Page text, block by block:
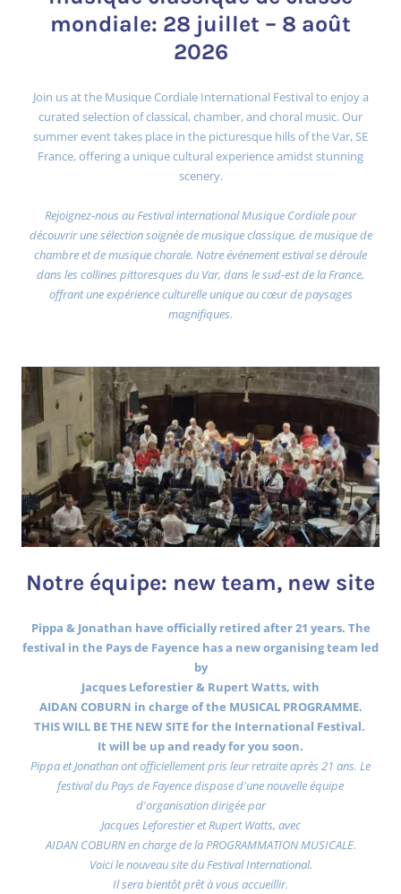
mondiale: 28 juillet – 8 août
2026
Join us at the Musique Cordiale International Festival to enjoy a
curated selection of classical, chamber, and choral music. Our
summer event takes place in the picturesque hills of the Var, SE
France, offering a unique cultural experience amidst stunning
scenery.
Rejoignez-nous au Festival international Musique Cordiale pour
découvrir une sélection soignée de musique classique, de musique de
chambre et de musique chorale. Notre événement estival se déroule
dans les collines pittoresques du Var, dans le sud-est de la France,
offrant une expérience culturelle unique au cœur de paysages
magnifiques.
Notre équipe: new team, new site
Pippa & Jonathan have officially retired after 21 years. The
festival in the Pays de Fayence has a new organising team led
by
Jacques Leforestier & Rupert Watts, with
AIDAN COBURN in charge of the MUSICAL PROGRAMME.
THIS WILL BE THE NEW SITE for the International Festival.
It will be up and ready for you soon.
Pippa et Jonathan ont officiellement pris leur retraite après 21 ans. Le
festival du Pays de Fayence dispose d'une nouvelle équipe
d'organisation dirigée par
Jacques Leforestier et Rupert Watts, avec
AIDAN COBURN en charge de la PROGRAMMATION MUSICALE.
Voici le nouveau site du Festival International.
Il sera bientôt prêt à vous accueillir.